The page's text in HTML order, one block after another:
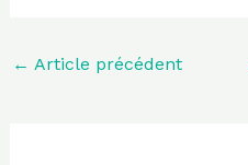
← Article précédent